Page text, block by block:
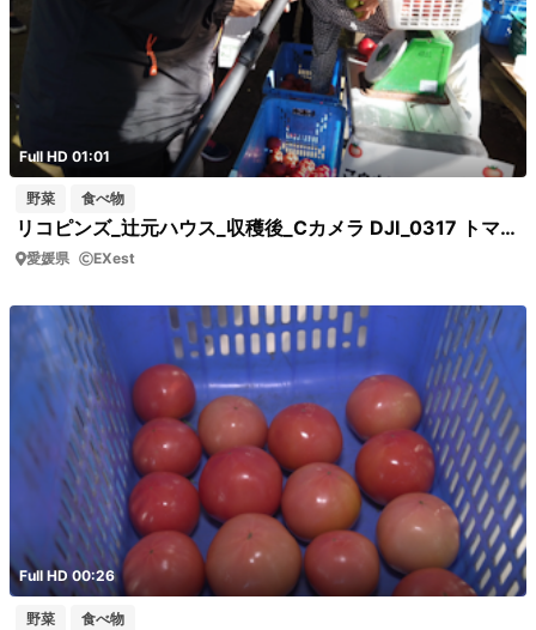
Full HD 01:01
野菜 食べ物
リコピンズ_辻元ハウス_収穫後_Cカメラ DJI_0317 トマトの箱詰め
愛媛県 EXest
Full HD 00:26
野菜 食べ物